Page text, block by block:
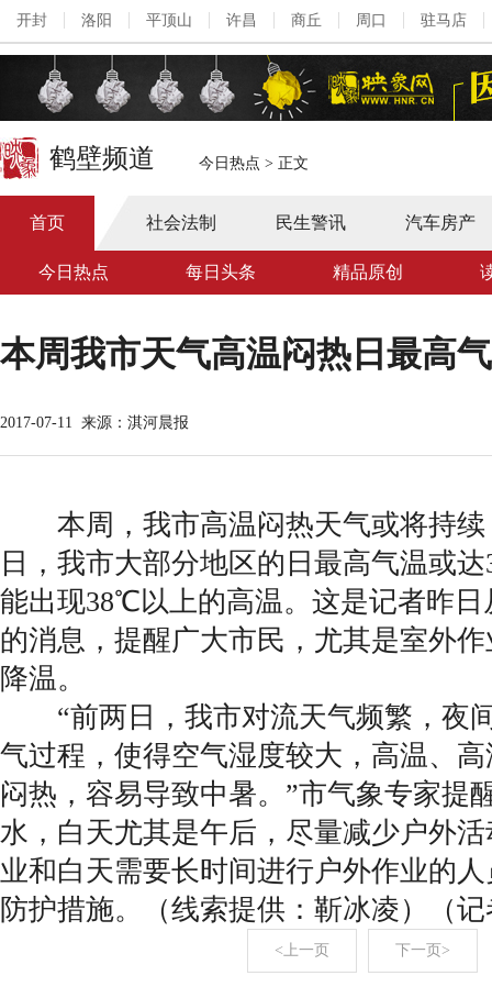
开封 洛阳 平顶山 许昌 商丘 周口 驻马店
鹤壁频道 今日热点 > 正文
首页 社会法制 民生警讯 汽车房产
今日热点 每日头条 精品原创
本周我市天气高温闷热日最高
2017-07-11 来源：淇河晨报
本周，我市高温闷热天气或将持续
日，我市大部分地区的日最高气温或
能出现38℃以上的高温。这是记者昨日
的消息，提醒广大市民，尤其是室外
降温。
“前两日，我市对流天气频繁，夜
气过程，使得空气湿度较大，高温、
闷热，容易导致中暑。”市气象专家提
水，白天尤其是午后，尽量减少户外
业和白天需要长时间进行户外作业的
防护措施。（线索提供：靳冰凌）（
<上一页 下一页>